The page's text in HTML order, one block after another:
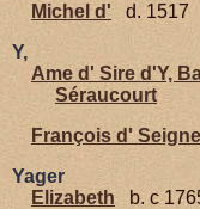
Michel d'
d. 1517
Y,
Ame d' Sire d'Y,
Séraucourt
François d'
Yager
Elizabeth
b. c